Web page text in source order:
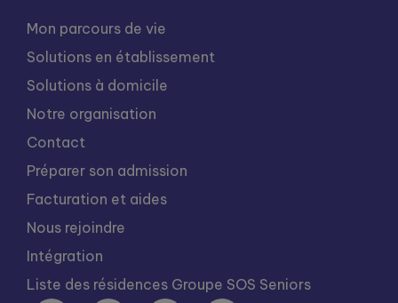
Mon parcours de vie
Solutions en établissement
Solutions à domicile
Notre organisation
Contact
Préparer son admission
Facturation et aides
Nous rejoindre
Intégration
Liste des résidences Groupe SOS Seniors